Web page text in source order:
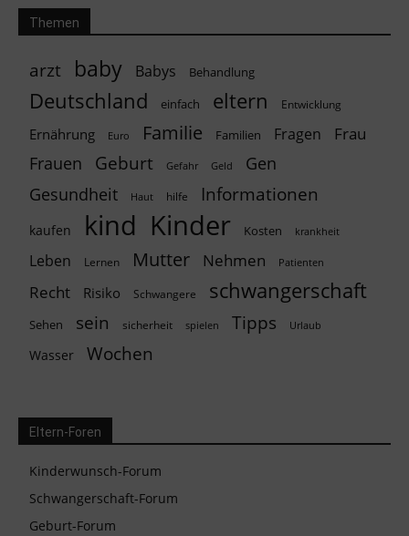
Themen
arzt baby Babys Behandlung
Deutschland einfach eltern Entwicklung
Ernährung Euro Familie Familien Fragen Frau
Frauen Geburt Gefahr Geld
Gen
Gesundheit
Haut hilfe Informationen
kaufen kind Kinder Kosten krankheit
Leben Lernen Mutter Nehmen Patienten
Recht Risiko Schwangere schwangerschaft
Sehen sein sicherheit spielen Tipps Urlaub
Wasser Wochen
Eltern-Foren
Kinderwunsch-Forum
Schwangerschaft-Forum
Geburt-Forum